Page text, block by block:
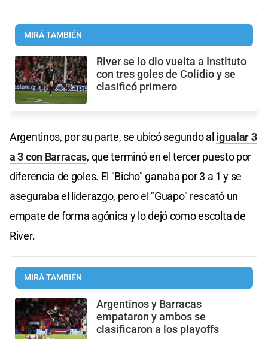
MIRÁ TAMBIÉN
River se lo dio vuelta a Instituto
con tres goles de Colidio y se
clasificó primero
Argentinos, por su parte, se ubicó segundo al igualar 3
a 3 con Barracas, que terminó en el tercer puesto por
diferencia de goles. El "Bicho" ganaba por 3 a 1 y se
aseguraba el liderazgo, pero el "Guapo" rescató un
empate de forma agónica y lo dejó como escolta de
River.
MIRÁ TAMBIÉN
Argentinos y Barracas
empataron y ambos se
clasificaron a los playoffs